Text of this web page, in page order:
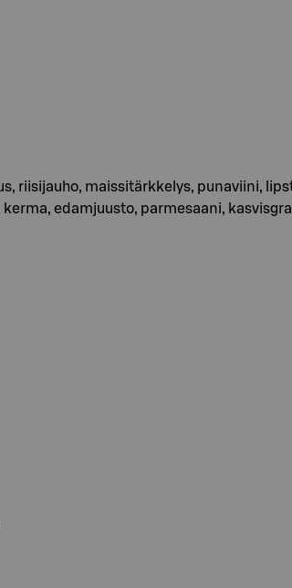
riisijauho, maissitärkkelys, punaviini,
edamjuusto, parmesaani,